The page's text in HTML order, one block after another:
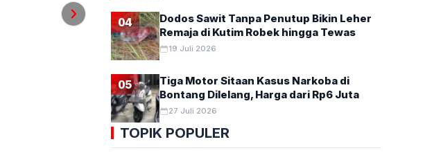
Pajak Kendaraan Mati Masih
Sangatta
M Hafif Nikolas 8 Agustus 2026
SEJUMLAH kendaraan dengan pajak kendaraan mati ditemukan
04
Dodos Sawit Tanpa Penutup Bikin Leher
Remaja di Kutim Robek hingga Tewas
19 Juli 2026
05
Tiga Motor Sitaan Kasus Narkoba di
Bontang Dilelang, Harga dari Rp6 Juta
27 Juli 2026
TOPIK POPULER